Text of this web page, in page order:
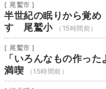
[ 尾鷲市 ]
半世紀の眠りから覚
す 尾鷲小
（15時間前）
[ 尾鷲市 ]
「いろんなもの作っ
満喫
（15時間前）